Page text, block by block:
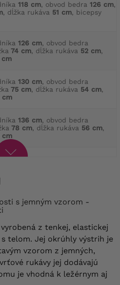
118 cm, obvod bedra 126 cm,
, dĺžka rukáva 51 cm, bicepsy
126 cm, obvod bedra
74 cm, dĺžka rukáva 52 cm,
cm
130 cm, obvod bedra
75 cm, dĺžka rukáva 54 cm,
cm
136 cm, obvod bedra
78 cm, dĺžka rukáva 56 cm,
cm
vyrobená z tenkej, elastickej
telom. Jej okrúhly výstrih je
vzorom z jemných,
rukávy jej dodávajú
je vhodná k ležérnym aj